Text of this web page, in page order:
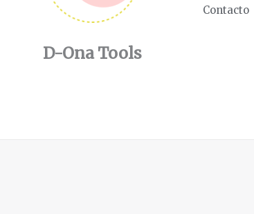
D-Ona Tools
Contacto